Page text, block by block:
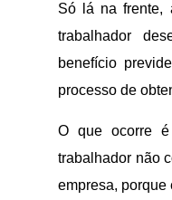
Só lá na frente,
trabalhador
benefício
processo de
O que ocorre
trabalhador não
empresa, porque